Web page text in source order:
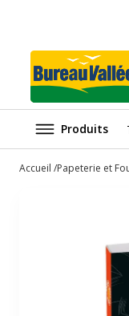
Produits
Accueil Papeterie et